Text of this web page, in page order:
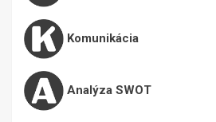
Komunikácia
Analýza SWOT